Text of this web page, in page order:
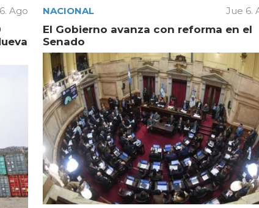
Ago NACIONAL Jue 6.
El Gobierno avanza con reforma en el
Senado